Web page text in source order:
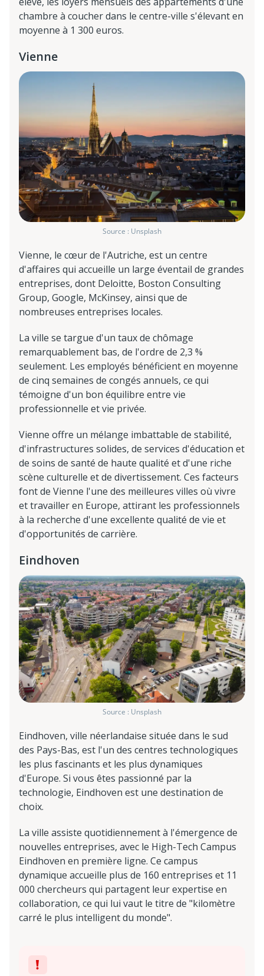
chambre à coucher dans le centre-ville s'élevant en
moyenne à 1 300 euros.
Vienne
Source : Unsplash
Vienne, le cœur de l'Autriche, est un centre
d'affaires qui accueille un large éventail de grandes
entreprises, dont Deloitte, Boston Consulting
Group, Google, McKinsey, ainsi que de
nombreuses entreprises locales.
La ville se targue d'un taux de chômage
remarquablement bas, de l'ordre de 2,3 %
seulement. Les employés bénéficient en moyenne
de cinq semaines de congés annuels, ce qui
témoigne d'un bon équilibre entre vie
professionnelle et vie privée.
Vienne offre un mélange imbattable de stabilité,
d'infrastructures solides, de services d'éducation et
de soins de santé de haute qualité et d'une riche
scène culturelle et de divertissement. Ces facteurs
font de Vienne l'une des meilleures villes où vivre
et travailler en Europe, attirant les professionnels
à la recherche d'une excellente qualité de vie et
d'opportunités de carrière.
Eindhoven
Source : Unsplash
Eindhoven, ville néerlandaise située dans le sud
des Pays-Bas, est l'un des centres technologiques
les plus fascinants et les plus dynamiques
d'Europe. Si vous êtes passionné par la
technologie, Eindhoven est une destination de
choix.
La ville assiste quotidiennement à l'émergence de
nouvelles entreprises, avec le High-Tech Campus
Eindhoven en première ligne. Ce campus
dynamique accueille plus de 160 entreprises et 11
000 chercheurs qui partagent leur expertise en
collaboration, ce qui lui vaut le titre de "kilomètre
carré le plus intelligent du monde".